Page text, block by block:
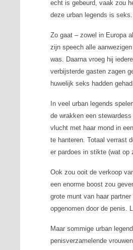
echt is gebeurd, vaak zou
dezeurban legends is seks.
Zo gaat – zowel in Europa
zijn speech alle
was. Daarna vroeg hij
verbijsterde gasten zagen
huwelijk seks hadden
In veelurban legends
de wrakken een
vlucht met haar mond in
te hanteren. Totaal verrast
er pardoes in stikte (wat op
Ook zou ooit de verkoop
een enorme boost zou
grote munt van haar
opgenomen door de penis.
Maar sommigeurban
penisverzamelende